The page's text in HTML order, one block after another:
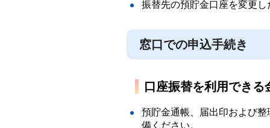
振替先の預貯金口座を変更
窓口での申込手続き
口座振替を利用できる
預貯金通帳、届出印および
備ください。